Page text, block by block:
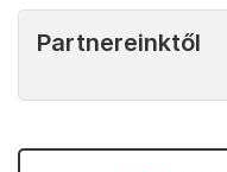
Partnereinktől